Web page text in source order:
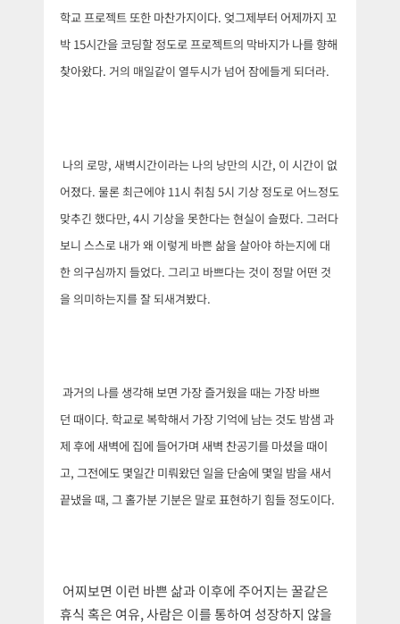
학교 프로젝트 또한 마찬가지이다. 엊그제부터 어제까지 꼬
박 15시간을 코딩할 정도로 프로젝트의 막바지가 나를 향해
찾아왔다. 거의 매일같이 열두시가 넘어 잠에들게 되더라.
나의 로망, 새벽시간이라는 나의 낭만의 시간, 이 시간이 없
어졌다. 물론 최근에야 11시 취침 5시 기상 정도로 어느정도
맞추긴 했다만, 4시 기상을 못한다는 현실이 슬펐다. 그러다
보니 스스로 내가 왜 이렇게 바쁜 삶을 살아야 하는지에 대
한 의구심까지 들었다. 그리고 바쁘다는 것이 정말 어떤 것
을 의미하는지를 잘 되새겨봤다.
과거의 나를 생각해 보면 가장 즐거웠을 때는 가장 바쁘
던 때이다. 학교로 복학해서 가장 기억에 남는 것도 밤샘 과
제 후에 새벽에 집에 들어가며 새벽 찬공기를 마셨을 때이
고, 그전에도 몇일간 미뤄왔던 일을 단숨에 몇일 밤을 새서
끝냈을 때, 그 홀가분 기분은 말로 표현하기 힘들 정도이다.
어찌보면 이런 바쁜 삶과 이후에 주어지는 꿀같은
휴식 혹은 여유, 사람은 이를 통하여 성장하지 않을